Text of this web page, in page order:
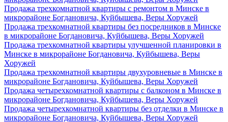
Продажа трехкомнатной квартиры с ремонтом в Минске в
микрорайоне Богдановича, Куйбышева, Веры Хоружей
Продажа трехкомнатной квартиры без посредников в Минске
в микрорайоне Богдановича, Куйбышева, Веры Хоружей
Продажа трехкомнатной квартиры улучшенной планировки в
Минске в микрорайоне Богдановича, Куйбышева, Веры
Хоружей
Продажа трехкомнатной квартиры двухуровневые в Минске в
микрорайоне Богдановича, Куйбышева, Веры Хоружей
Продажа четырехкомнатной квартиры с балконом в Минске в
микрорайоне Богдановича, Куйбышева, Веры Хоружей
Продажа четырехкомнатной квартиры без отделки в Минске в
микрорайоне Богдановича, Куйбышева, Веры Хоружей